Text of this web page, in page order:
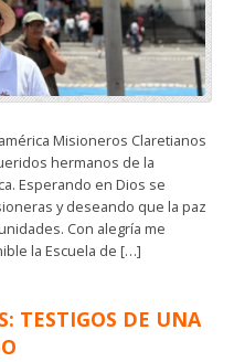
Misioneros Claretianos
hermanos de la
Esperando en Dios se
y deseando que la paz
Con alegría me
la Escuela de […]
TESTIGOS DE UNA